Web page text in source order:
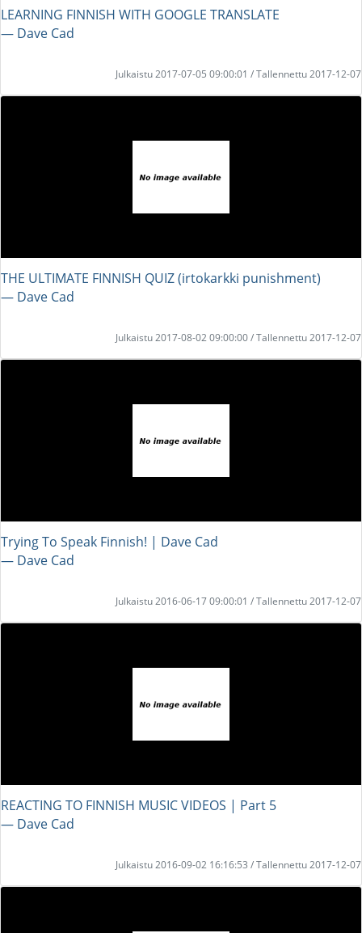
LEARNING FINNISH WITH GOOGLE TRANSLATE
― Dave Cad
Julkaistu 2017-07-05 09:00:01 / Tallennettu 2017-12-07
THE ULTIMATE FINNISH QUIZ (irtokarkki punishment)
― Dave Cad
Julkaistu 2017-08-02 09:00:00 / Tallennettu 2017-12-07
Trying To Speak Finnish! | Dave Cad
― Dave Cad
Julkaistu 2016-06-17 09:00:01 / Tallennettu 2017-12-07
REACTING TO FINNISH MUSIC VIDEOS | Part 5
― Dave Cad
Julkaistu 2016-09-02 16:16:53 / Tallennettu 2017-12-07